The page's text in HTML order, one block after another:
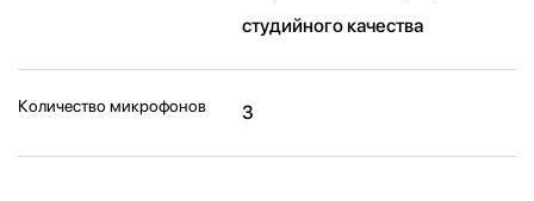
студийного качества
Количество микрофонов 3